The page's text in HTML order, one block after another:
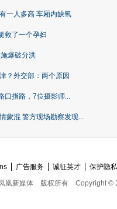
一人多高 车厢内缺氧
救了一个孕妇
爆破分洪
？外交部：两个原因
口指路，7位摄影师...
蒙混 警方现场勘察发现...
广告服务 诚征英才
保护隐
凰新媒体
版权所有 Copyright ©